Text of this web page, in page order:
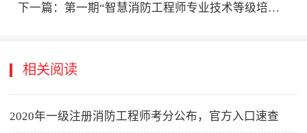
下一篇： 第一期“智慧消防工程师专业技术等级培训考试”报名、考试工作的通知
相关阅读
2020年一级注册消防工程师考分公布，官方入口速查